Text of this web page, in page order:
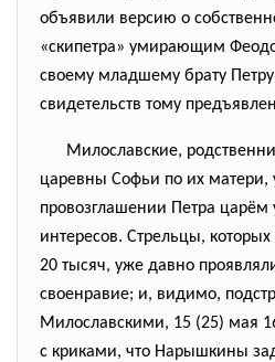
объявили версию о
«скипетра» умирающим
своему младшему брату
свидетельств тому
Милославские,
царевны Софьи по их матери,
провозглашении Петра
интересов. Стрельцы,
20 тысяч, уже давно
своенравие; и, видимо,
Милославскими, 15 (25) мая
с криками, что Нарышкины